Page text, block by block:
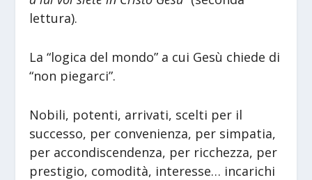
lettura).
La “logica del mondo” a cui Gesù chiede di
“non piegarci”.
Nobili, potenti, arrivati, scelti per il
successo, per convenienza, per simpatia,
per accondiscendenza, per ricchezza, per
prestigio, comodità, interesse… incarichi